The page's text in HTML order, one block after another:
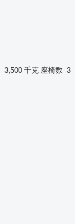
3,500 千克 座椅数 3